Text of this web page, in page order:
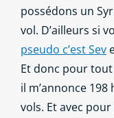
possédons un
vol. D’ailleurs si
pseudo c’est Sev
Et donc pour
il m’annonce
vols. Et avec